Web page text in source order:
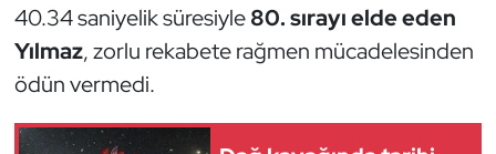
40.34 saniyelik süresiyle80. sırayı elde eden
Yılmaz, zorlu rekabete rağmen mücadelesinden
ödün vermedi.
Halter
Hava Sporları
Hentbol